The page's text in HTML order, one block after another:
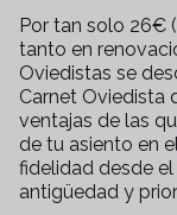
Por tan solo 26€
tanto en
Oviedistas se
Carnet Oviedista
ventajas de las
de tu asiento en
fidelidad desde
antigüedad y